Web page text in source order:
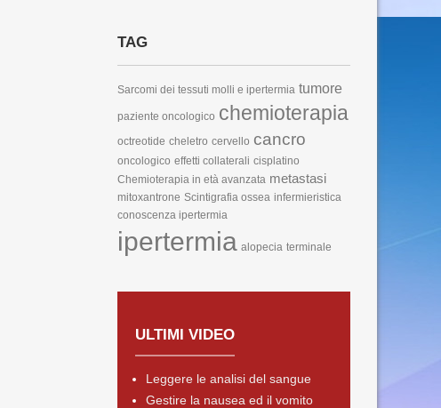
TAG
Sarcomi dei tessuti molli e ipertermia tumore
paziente oncologico chemioterapia
octreotide cheletro cervello cancro
oncologico effetti collaterali cisplatino
Chemioterapia in età avanzata metastasi
mitoxantrone Scintigrafia ossea infermieristica
conoscenza ipertermia
ipertermia alopecia terminale
ULTIMI VIDEO
Leggere le analisi del sangue
Gestire la nausea ed il vomito